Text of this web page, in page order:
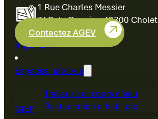
1 Rue Charles Messier
ZAC du Cormier, 49300 Cholet
Contactez AGEV
Ingénierie
Espaces naturels
Travaux sur cours d’eau
Restauration d’habitats
GIEP